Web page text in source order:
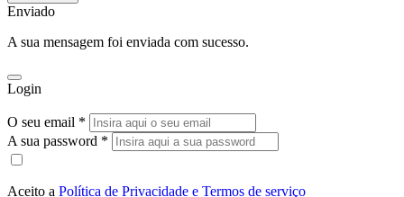
Enviado
A sua mensagem foi enviada com sucesso.
Login
O seu email *
A sua password *
Aceito a Política de Privacidade e Termos de serviço